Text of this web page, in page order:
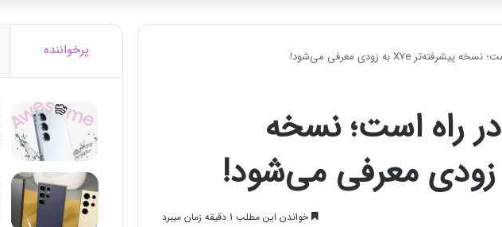
آنر X7e Plus 5G در راه است؛ نسخه
خواندن این مطلب 1 دقیقه زمان میبرد
پرخواننده